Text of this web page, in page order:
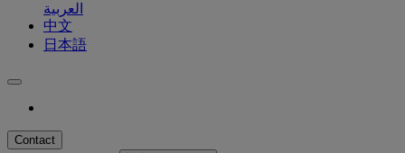
العربية
中文
日本語
Contact